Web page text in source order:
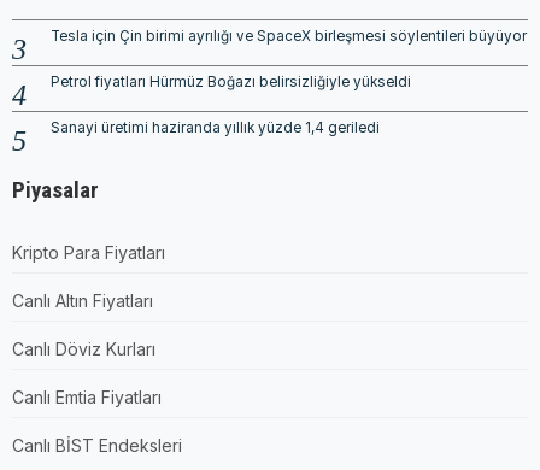
Tesla için Çin birimi ayrılığı ve SpaceX birleşmesi söylentileri büyüyor
Petrol fiyatları Hürmüz Boğazı belirsizliğiyle yükseldi
Sanayi üretimi haziranda yıllık yüzde 1,4 geriledi
Piyasalar
Kripto Para Fiyatları
Canlı Altın Fiyatları
Canlı Döviz Kurları
Canlı Emtia Fiyatları
Canlı BİST Endeksleri